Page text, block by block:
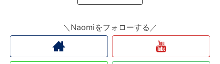
＼Naomiをフォローする／